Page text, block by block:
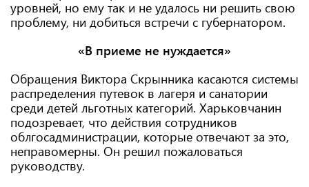
уровней, но ему так и не удалось ни решить свою
проблему, ни добиться встречи с губернатором.
«В приеме не нуждается»
Обращения Виктора Скрынника касаются системы
распределения путевок в лагеря и санатории
среди детей льготных категорий. Харьковчанин
подозревает, что действия сотрудников
облгосадминистрации, которые отвечают за это,
неправомерны. Он решил пожаловаться
руководству.